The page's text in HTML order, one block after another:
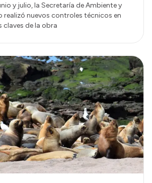
y julio, la Secretaría de Ambiente y
realizó nuevos controles técnicos en
de la obra